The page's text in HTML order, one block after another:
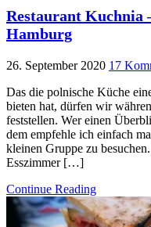
Restaurant Kuchnia
Hamburg
26. September 2020 17
Das die polnische Küche
bieten hat, dürfen wir
feststellen. Wer einen
dem empfehle ich einfach
kleinen Gruppe zu
Esszimmer […]
Continue Reading